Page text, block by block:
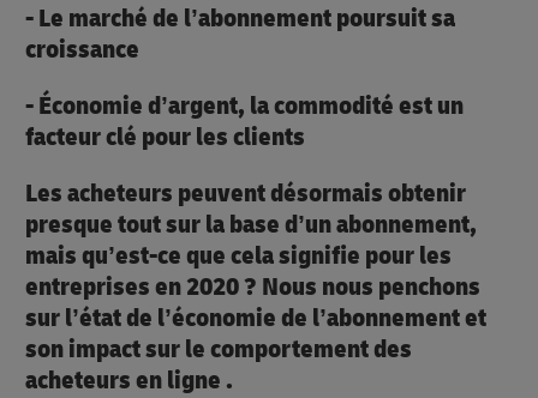
- Le marché de l’abonnement poursuit sa
croissance
- Économie d’argent, la commodité est un
facteur clé pour les clients
Les acheteurs peuvent désormais obtenir
presque tout sur la base d’un abonnement,
mais qu’est-ce que cela signifie pour les
entreprises en 2020 ? Nous nous penchons
sur l’état de l’économie de l’abonnement et
son impact sur le comportement des
acheteurs en ligne .